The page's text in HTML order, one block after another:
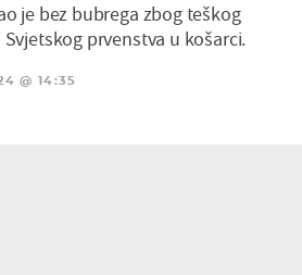
je bez bubrega zbog teškog
prvenstva u košarci.
@ 14:35